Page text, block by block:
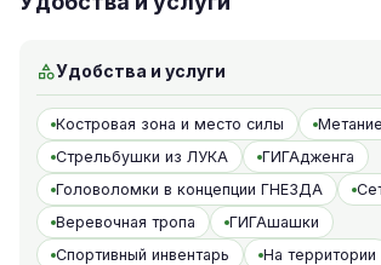
Удобства и услуги
Костровая зона и место силы
Стрельбушки из ЛУКА
ГИГАдженга
Головоломки в концепции ГНЕЗДА
Веревочная тропа
ГИГАшашки
Спортивный инвентарь
На территории